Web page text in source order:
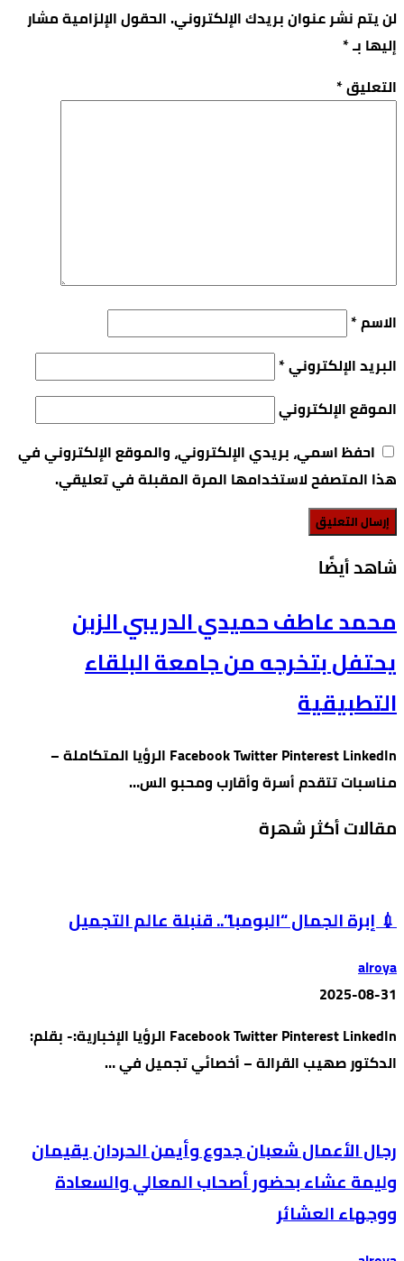
لن يتم نشر عنوان بريدك الإلكتروني.الحقول الإلزامية مشار
إليها بـ*
التعليق*
الاسم*
البريد الإلكتروني*
الموقع الإلكتروني
احفظ اسمي، بريدي الإلكتروني، والموقع الإلكتروني في
هذا المتصفح لاستخدامها المرة المقبلة في تعليقي.
‫شاهد أيضًا‬
محمد عاطف حميدي الدريبي الزبن
يحتفل بتخرجه من جامعة البلقاء
التطبيقية
Facebook Twitter Pinterest LinkedIn الرؤيا المتكاملة –
مناسبات تتقدم أسرة وأقارب ومحبو الس…
مقالات أكثر شهرة
💉 إبرة الجمال “البومبا”.. قنبلة عالم التجميل
alroya
2025-08-31
Facebook Twitter Pinterest LinkedIn الرؤيا الإخبارية:- بقلم:
الدكتور صهيب القرالة – أخصائي تجميل في …
رجال الأعمال شعبان جدوع وأيمن الحردان يقيمان
وليمة عشاء بحضور أصحاب المعالي والسعادة
ووجهاء العشائر